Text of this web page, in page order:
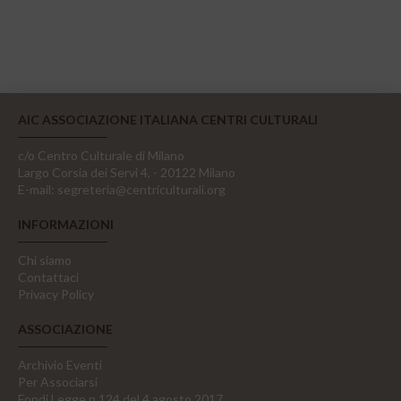
AIC ASSOCIAZIONE ITALIANA CENTRI CULTURALI
c/o Centro Culturale di Milano
Largo Corsia dei Servi 4, - 20122 Milano
E-mail: segreteria@centriculturali.org
INFORMAZIONI
Chi siamo
Contattaci
Privacy Policy
ASSOCIAZIONE
Archivio Eventi
Per Associarsi